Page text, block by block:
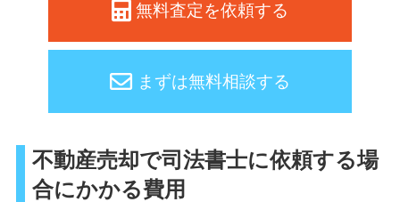
無料査定を依頼する
まずは無料相談する
不動産売却で司法書士に依頼する場
合にかかる費用